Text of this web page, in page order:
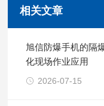
相关文章
旭信防爆手机的隔
化现场作业应用
2026-07-15